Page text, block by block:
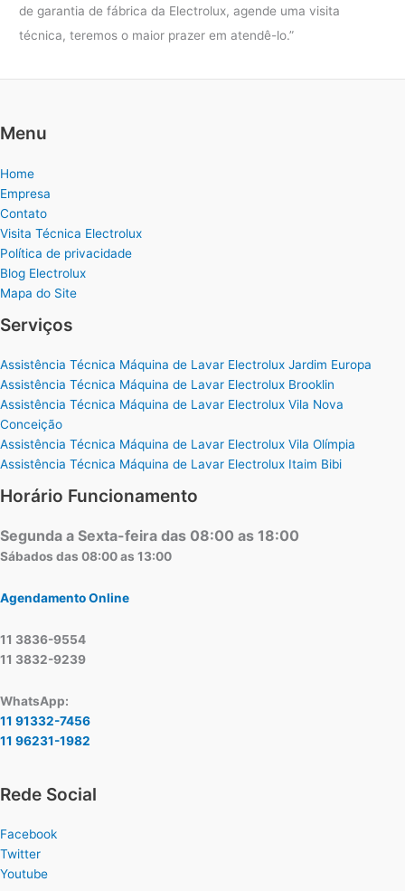
de garantia de fábrica da Electrolux, agende uma visita
técnica, teremos o maior prazer em atendê-lo.”
Menu
Home
Empresa
Contato
Visita Técnica Electrolux
Política de privacidade
Blog Electrolux
Mapa do Site
Serviços
Assistência Técnica Máquina de Lavar Electrolux Jardim Europa
Assistência Técnica Máquina de Lavar Electrolux Brooklin
Assistência Técnica Máquina de Lavar Electrolux Vila Nova
Conceição
Assistência Técnica Máquina de Lavar Electrolux Vila Olímpia
Assistência Técnica Máquina de Lavar Electrolux Itaim Bibi
Horário Funcionamento
Segunda a Sexta-feira das 08:00 as 18:00
Sábados das 08:00 as 13:00
Agendamento Online
11 3836-9554
11 3832-9239
WhatsApp:
11 91332-7456
11 96231-1982
Rede Social
Facebook
Twitter
Youtube